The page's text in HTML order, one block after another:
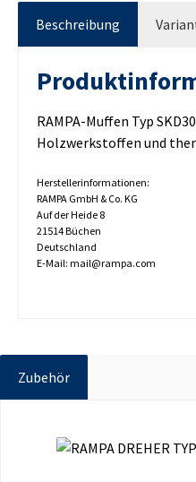
Beschreibung
RAMPA-Muffen Typ
Holzwerkstoffen und
Herstellerinformationen:
RAMPA GmbH & Co. KG
Auf der Heide 8
21514 Büchen
Deutschland
E-Mail: mail@rampa.com
Zubehör